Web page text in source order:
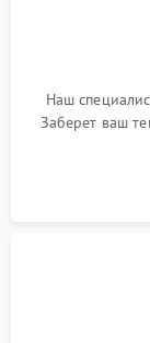
Наш
Заберет ваш